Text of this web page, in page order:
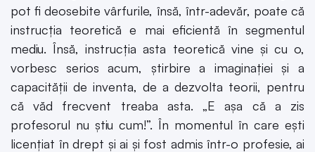
pot fi deosebite vârfurile, însă, într-adevăr, poate că
instrucția teoretică e mai eficientă în segmentul
mediu. Însă, instrucția asta teoretică vine și cu o,
vorbesc serios acum, știrbire a imaginației și a
capacității de inventa, de a dezvolta teorii, pentru
că văd frecvent treaba asta. „E așa că a zis
profesorul nu știu cum!”. În momentul în care ești
licențiat în drept și ai și fost admis într-o profesie, ai